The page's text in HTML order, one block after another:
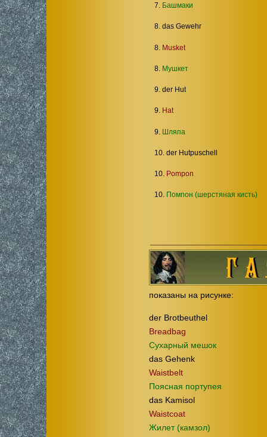
7. Башмаки
8. das Gewehr
8. Musket
8. Мушкет
9. der Hut
9. Hat
9. Шляпа
10. der Hutpuschell
10. Pompon
10. Помпон (шерстяная кисть)
показаны на рисунке:
der Brotbeuthel
Breadbag
Сухарный мешок
das Gehenk
Waistbelt
Поясная портупея
das Kamisol
Waistcoat
Жилет (камзол)